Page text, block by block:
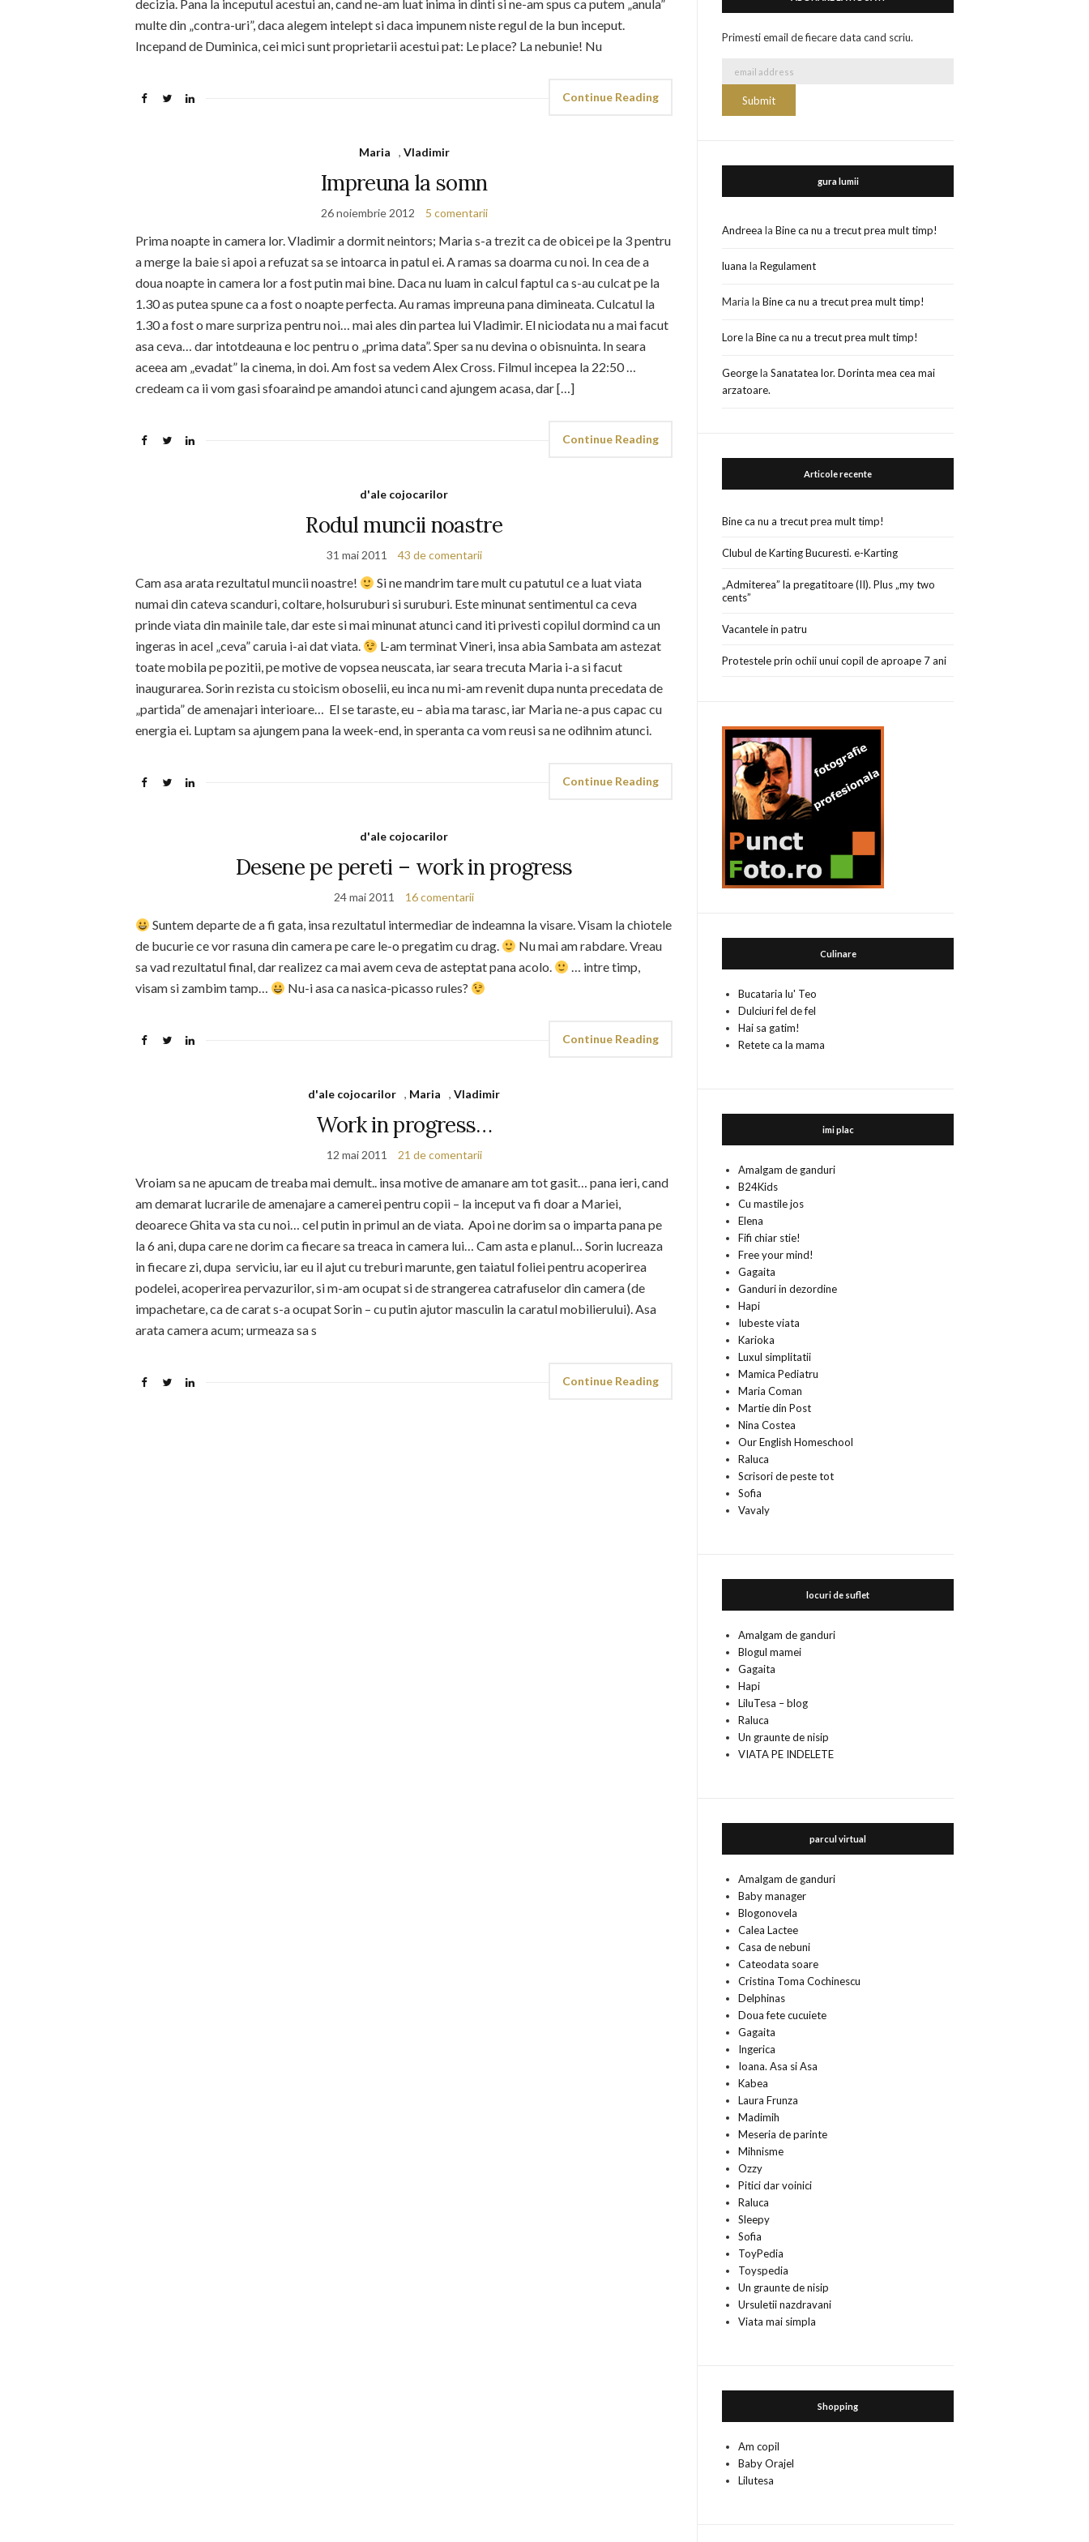
decizia. Pana la inceputul acestui an, cand ne-am luat inima in dinti si ne-am spus ca putem „anula”
multe din „contra-uri”, daca alegem intelept si daca impunem niste regul de la bun inceput.
Incepand de Duminica, cei mici sunt proprietarii acestui pat: Le place? La nebunie! Nu
Continue Reading
Maria , Vladimir
Impreuna la somn
26 noiembrie 2012 5 comentarii
Prima noapte in camera lor. Vladimir a dormit neintors; Maria s-a trezit ca de obicei pe la 3 pentru
a merge la baie si apoi a refuzat sa se intoarca in patul ei. A ramas sa doarma cu noi. In cea de a
doua noapte in camera lor a fost putin mai bine. Daca nu luam in calcul faptul ca s-au culcat pe la
1.30 as putea spune ca a fost o noapte perfecta. Au ramas impreuna pana dimineata. Culcatul la
1.30 a fost o mare surpriza pentru noi… mai ales din partea lui Vladimir. El niciodata nu a mai facut
asa ceva… dar intotdeauna e loc pentru o „prima data”. Sper sa nu devina o obisnuinta. In seara
aceea am „evadat” la cinema, in doi. Am fost sa vedem Alex Cross. Filmul incepea la 22:50 …
credeam ca ii vom gasi sfoaraind pe amandoi atunci cand ajungem acasa, dar […]
Continue Reading
d'ale cojocarilor
Rodul muncii noastre
31 mai 2011 43 de comentarii
Cam asa arata rezultatul muncii noastre!
Si ne mandrim tare mult cu patutul ce a luat viata
numai din cateva scanduri, coltare, holsuruburi si suruburi. Este minunat sentimentul ca ceva
prinde viata din mainile tale, dar este si mai minunat atunci cand iti privesti copilul dormind ca un
ingeras in acel „ceva” caruia i-ai dat viata.
L-am terminat Vineri, insa abia Sambata am astezat
toate mobila pe pozitii, pe motive de vopsea neuscata, iar seara trecuta Maria i-a si facut
inaugurarea. Sorin rezista cu stoicism oboselii, eu inca nu mi-am revenit dupa nunta precedata de
„partida” de amenajari interioare… El se taraste, eu – abia ma tarasc, iar Maria ne-a pus capac cu
energia ei. Luptam sa ajungem pana la week-end, in speranta ca vom reusi sa ne odihnim atunci.
Continue Reading
d'ale cojocarilor
Desene pe pereti – work in progress
24 mai 2011 16 comentarii
Suntem departe de a fi gata, insa rezultatul intermediar de indeamna la visare. Visam la chiotele
de bucurie ce vor rasuna din camera pe care le-o pregatim cu drag.
Nu mai am rabdare. Vreau
sa vad rezultatul final, dar realizez ca mai avem ceva de asteptat pana acolo.
… intre timp,
visam si zambim tamp…
Nu-i asa ca nasica-picasso rules?
Continue Reading
d'ale cojocarilor , Maria ,Vladimir
Work in progress…
12 mai 2011 21 de comentarii
Vroiam sa ne apucam de treaba mai demult.. insa motive de amanare am tot gasit… pana ieri, cand
am demarat lucrarile de amenajare a camerei pentru copii – la inceput va fi doar a Mariei,
deoarece Ghita va sta cu noi… cel putin in primul an de viata. Apoi ne dorim sa o imparta pana pe
la 6 ani, dupa care ne dorim ca fiecare sa treaca in camera lui… Cam asta e planul… Sorin lucreaza
in fiecare zi, dupa serviciu, iar eu il ajut cu treburi marunte, gen taiatul foliei pentru acoperirea
podelei, acoperirea pervazurilor, si m-am ocupat si de strangerea catrafuselor din camera (de
impachetare, ca de carat s-a ocupat Sorin – cu putin ajutor masculin la caratul mobilierului). Asa
arata camera acum; urmeaza sa s
Continue Reading
Primesti email de fiecare data cand scriu.
gura lumii
Andreea laBine ca nu a trecut prea mult timp!
luana laRegulament
Maria laBine ca nu a trecut prea mult timp!
LorelaBine ca nu a trecut prea mult timp!
GeorgelaSanatatea lor. Dorinta mea cea mai
arzatoare.
Articole recente
Bine ca nu a trecut prea mult timp!
Clubul de Karting Bucuresti. e-Karting
„Admiterea” la pregatitoare (II). Plus „my two
cents”
Vacantele in patru
Protestele prin ochii unui copil de aproape 7 ani
Culinare
Bucataria lu' Teo
Dulciuri fel de fel
Hai sa gatim!
Retete ca la mama
imi plac
Amalgam de ganduri
B24Kids
Cu mastile jos
Elena
Fifi chiar stie!
Free your mind!
Gagaita
Ganduri in dezordine
Hapi
Iubeste viata
Karioka
Luxul simplitatii
Mamica Pediatru
Maria Coman
Martie din Post
Nina Costea
Our English Homeschool
Raluca
Scrisori de peste tot
Sofia
Vavaly
locuri de suflet
Amalgam de ganduri
Blogul mamei
Gagaita
Hapi
LiluTesa – blog
Raluca
Un graunte de nisip
VIATA PE INDELETE
parcul virtual
Amalgam de ganduri
Baby manager
Blogonovela
Calea Lactee
Casa de nebuni
Cateodata soare
Cristina Toma Cochinescu
Delphinas
Doua fete cucuiete
Gagaita
Ingerica
Ioana. Asa si Asa
Kabea
Laura Frunza
Madimih
Meseria de parinte
Mihnisme
Ozzy
Pitici dar voinici
Raluca
Sleepy
Sofia
ToyPedia
Toyspedia
Un graunte de nisip
Ursuletii nazdravani
Viata mai simpla
Shopping
Am copil
Baby Orajel
Lilutesa